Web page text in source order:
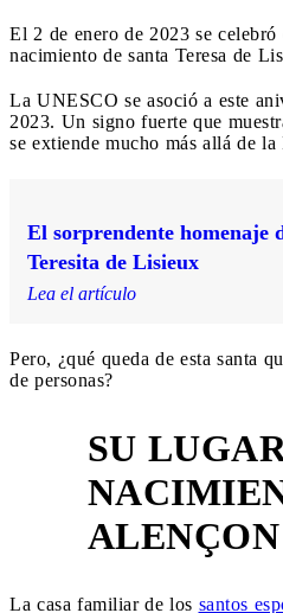
El 2 de enero de 2023 se
nacimiento de santa Teresa de
La UNESCO se asoció a este
2023. Un signo fuerte que
se extiende mucho más allá de
El sorprendente homenaje
Teresita de Lisieux
Lea el artículo
Pero, ¿qué queda de esta santa
de personas?
SU
ALENÇON
La casa familiar de los santos